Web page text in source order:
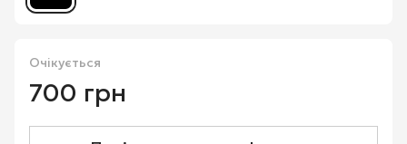
Очікується
700 грн